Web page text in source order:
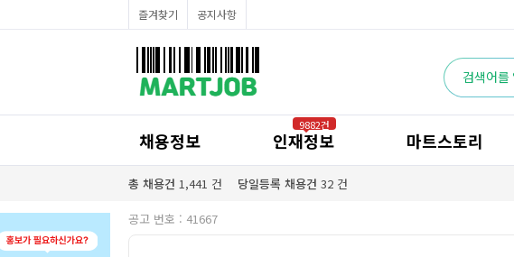
공산직원채용정보
농산/야채청과직원채용정보
수산직원채용정보
즐겨찾기 공지사항
채용정보 인재정보
9882건
마트스토리
총 채용건 1,441 건 당일등록 채용건 32 건
공고 번호 : 41667